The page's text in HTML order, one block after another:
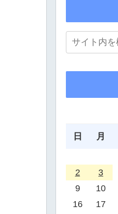
日 月
2
3
9
10
16
17